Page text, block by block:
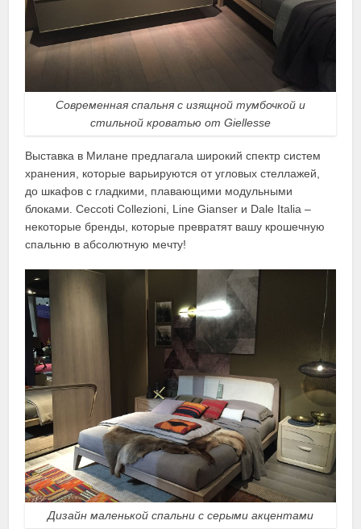
Современная спальня с изящной тумбочкой и
стильной кроватью от Giellesse
Выставка в Милане предлагала широкий спектр систем
хранения, которые варьируются от угловых стеллажей,
до шкафов с гладкими, плавающими модульными
блоками. Ceccoti Collezioni, Line Gianser и Dale Italia –
некоторые бренды, которые превратят вашу крошечную
спальню в абсолютную мечту!
Дизайн маленькой спальни с серыми акцентами